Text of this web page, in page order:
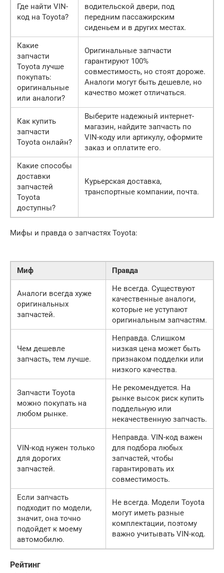
Где найти VIN-
код на Toyota?
водительской двери, под
передним пассажирским
сиденьем и в других местах.
Какие
запчасти
Toyota лучше
покупать:
оригинальные
или аналоги?
Оригинальные запчасти
гарантируют 100%
совместимость, но стоят дороже.
Аналоги могут быть дешевле, но
качество может отличаться.
Как купить
запчасти
Toyota онлайн?
Выберите надежный интернет-
магазин, найдите запчасть по
VIN-коду или артикулу, оформите
заказ и оплатите его.
Какие способы
доставки
запчастей
Toyota
доступны?
Курьерская доставка,
транспортные компании, почта.
Мифы и правда о запчастях Toyota:
Миф Правда
Аналоги всегда хуже
оригинальных
запчастей.
Не всегда. Существуют
качественные аналоги,
которые не уступают
оригинальным запчастям.
Чем дешевле
запчасть, тем лучше.
Неправда. Слишком
низкая цена может быть
признаком подделки или
низкого качества.
Запчасти Toyota
можно покупать на
любом рынке.
Не рекомендуется. На
рынке высок риск купить
поддельную или
некачественную запчасть.
VIN-код нужен только
для дорогих
запчастей.
Неправда. VIN-код важен
для подбора любых
запчастей, чтобы
гарантировать их
совместимость.
Если запчасть
подходит по модели,
значит, она точно
подойдет к моему
автомобилю.
Не всегда. Модели Toyota
могут иметь разные
комплектации, поэтому
важно учитывать VIN-код.
Рейтинг